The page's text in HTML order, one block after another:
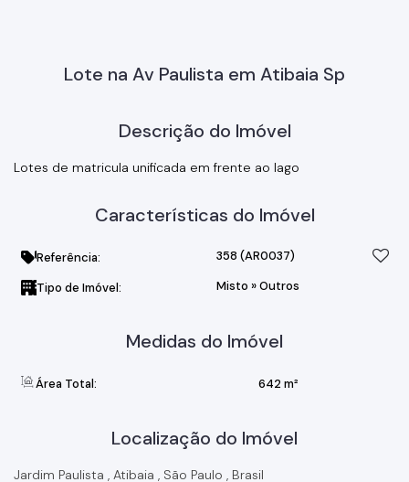
Lote na Av Paulista em Atibaia Sp
Descrição do Imóvel
Lotes de matricula unificada em frente ao lago
Características do Imóvel
Referência: 358 (AR0037)
Tipo de Imóvel: Misto »Outros
Medidas do Imóvel
Área Total: 642 m²
Localização do Imóvel
Jardim Paulista , Atibaia , São Paulo , Brasil